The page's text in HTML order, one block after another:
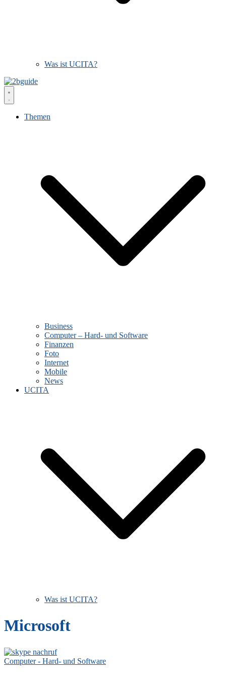
Was ist UCITA?
Themen
Business
Computer – Hard- und Software
Finanzen
Foto
Internet
Mobile
News
UCITA
Was ist UCITA?
Microsoft
Computer - Hard- und Software